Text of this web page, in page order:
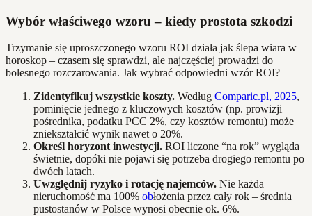
Wybór właściwego wzoru – kiedy prostota szkodzi
Trzymanie się uproszczonego wzoru ROI działa jak ślepa wiara w
horoskop – czasem się sprawdzi, ale najczęściej prowadzi do
bolesnego rozczarowania. Jak wybrać odpowiedni wzór ROI?
Zidentyfikuj wszystkie koszty. Według Comparic.pl, 2025,
pominięcie jednego z kluczowych kosztów (np. prowizji
pośrednika, podatku PCC 2%, czy kosztów remontu) może
zniekształcić wynik nawet o 20%.
Określ horyzont inwestycji. ROI liczone “na rok” wygląda
świetnie, dopóki nie pojawi się potrzeba drogiego remontu po
dwóch latach.
Uwzględnij ryzyko i rotację najemców. Nie każda
nieruchomość ma 100% obłożenia przez cały rok – średnia
pustostanów w Polsce wynosi obecnie ok. 6%.